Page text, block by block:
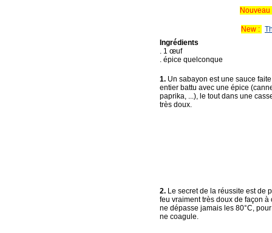
New :
Ingrédients
. 1 œuf
. épice quelconque
1. Un sabayon est une sauce
entier battu avec une épice
paprika, ...), le tout dans une
très doux.
2. Le secret de la réussite est de
feu vraiment très doux de façon
ne dépasse jamais les 80°C,
ne coagule.